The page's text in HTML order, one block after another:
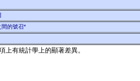
間的號召*
上有統計學上的顯著差異。